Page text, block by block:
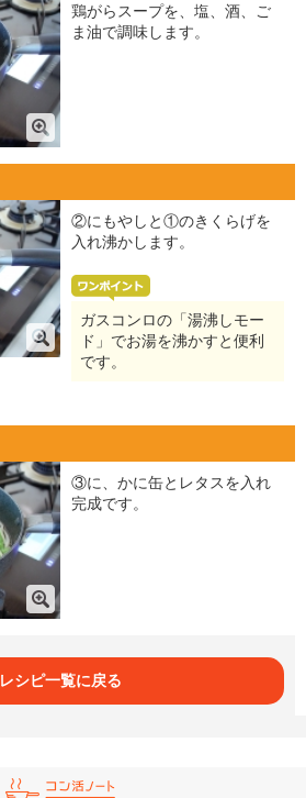
鶏がらスープを、塩、酒、ご
ま油で調味します。
②にもやしと①のきくらげを
入れ沸かします。
ガスコンロの「湯沸しモー
ド」でお湯を沸かすと便利
です。
③に、かに缶とレタスを入れ
完成です。
レシピ一覧に戻る